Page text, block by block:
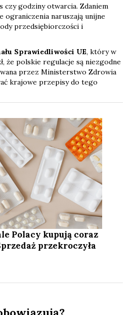
czy godziny otwarcia. Zdaniem
ograniczenia naruszają unijne
przedsiębiorczości i
Sprawiedliwości UE, który w
że polskie regulacje są niezgodne
przez Ministerstwo Zdrowia
krajowe przepisy do tego
Polacy kupują coraz
przekroczyła